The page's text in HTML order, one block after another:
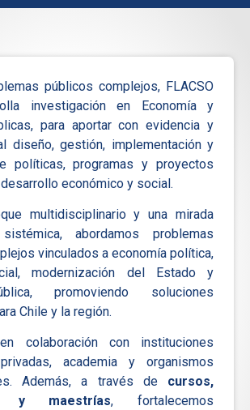
públicos complejos, FLACSO
investigación en Economía y
para aportar con evidencia y
diseño, gestión, implementación y
políticas, programas y proyectos
económico y social.
multidisciplinario y una mirada
abordamos problemas
vinculados a economía política,
modernización del Estado y
promoviendo soluciones
Chile y la región.
colaboración con instituciones
academia y organismos
Además, a través de cursos,
y maestrías, fortalecemos